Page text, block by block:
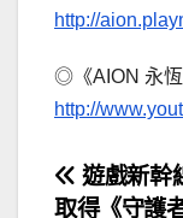
http://
◎《AION 永恆
http://
文遊戲新幹
取得《守護